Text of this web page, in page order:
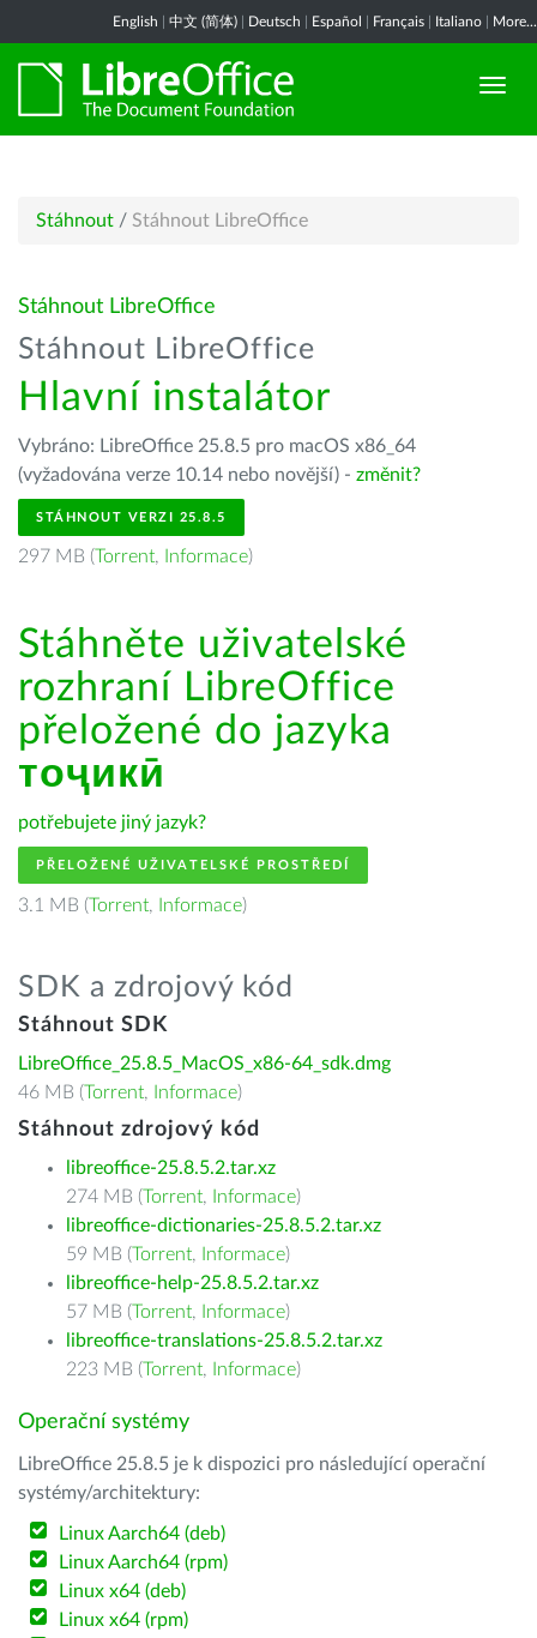
English 中文 (简体) Deutsch Español Français Italiano More...
Stáhnout / Stáhnout LibreOffice
Stáhnout LibreOffice
Stáhnout LibreOffice
Hlavní instalátor
Vybráno: LibreOffice 25.8.5 pro macOS x86_64
(vyžadována verze 10.14 nebo novější) - změnit?
STÁHNOUT VERZI 25.8.5
297 MB (Torrent, Informace)
Stáhněte uživatelské
rozhraní LibreOffice
přeložené do jazyka
тоҷикӣ
potřebujete jiný jazyk?
PŘELOŽENÉ UŽIVATELSKÉ PROSTŘEDÍ
3.1 MB (Torrent, Informace)
SDK a zdrojový kód
Stáhnout SDK
LibreOffice_25.8.5_MacOS_x86-64_sdk.dmg
46 MB (Torrent, Informace)
Stáhnout zdrojový kód
libreoffice-25.8.5.2.tar.xz
274 MB (Torrent, Informace)
libreoffice-dictionaries-25.8.5.2.tar.xz
59 MB (Torrent, Informace)
libreoffice-help-25.8.5.2.tar.xz
57 MB (Torrent, Informace)
libreoffice-translations-25.8.5.2.tar.xz
223 MB (Torrent, Informace)
Operační systémy
LibreOffice 25.8.5 je k dispozici pro následující operační
systémy/architektury:
Linux Aarch64 (deb)
Linux Aarch64 (rpm)
Linux x64 (deb)
Linux x64 (rpm)